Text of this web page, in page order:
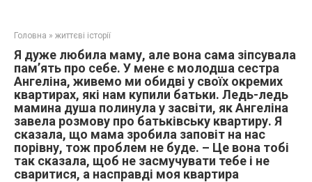
Головна » життєві історії
Я дуже любила маму, але вона сама зіпсувала
пам’ять про себе. У мене є молодша сестра
Ангеліна, живемо ми обидві у своїх окремих
квартирах, які нам купили батьки. Ледь-ледь
мамина душа полинула у засвіти, як Ангеліна
завела розмову про батьківську квартиру. Я
сказала, що мама зробила заповіт на нас
порівну, тож проблем не буде. – Це вона тобі
так сказала, щоб не засмучувати тебе і не
сваритися, а насправді моя квартира